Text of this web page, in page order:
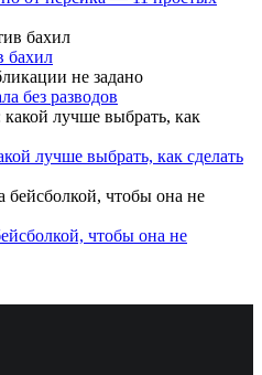
бахил
без разводов
лучше выбрать, как сделать
чтобы она не